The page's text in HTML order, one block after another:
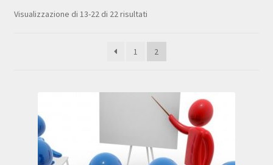
Carrello
Visualizzazione di 13-22 di 22 risultati
1 2